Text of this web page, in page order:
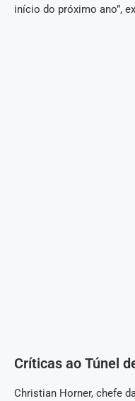
início do próximo ano”,
Críticas ao Túnel
Christian Horner, chefe